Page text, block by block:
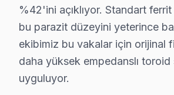
Ferhatpaşa'da Sanyo TV Servisi
Ferhatpaşa Mahallesi, genellikle
Fetih'te Sanyo TV Servisi
Fetih Mahallesi, son yıllarda
%42'ini açıklıyor. Standart
bu parazit düzeyini yeterince
ekibimiz bu vakalar için orijinal
daha yüksek empedanslı toroid
uyguluyor.